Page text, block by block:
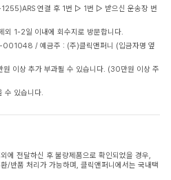
연결 후 1번 ▷ 1번 ▷ 받으신 운송장 번
외 1-2일 이내에 회수지로 방문합니다.
/ 예금주 : (주)클릭앤퍼니 (입금자명 옆
원 이상 추가 부과될 수 있습니다. (30만원 이상 주
수 있습니다.
에 전달하신 후 불량제품으로 확인되었을 경우,
/반품 처리가 가능하며, 클릭앤퍼니에서는 국내택